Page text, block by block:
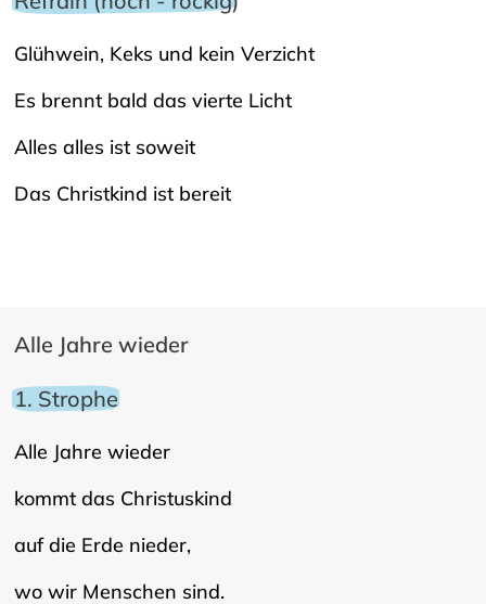
Glühwein, Keks und kein Verzicht
Es brennt bald das vierte Licht
Alles alles ist soweit
Das Christkind ist bereit
Alle Jahre wieder
1. Strophe
Alle Jahre wieder
kommt das Christuskind
auf die Erde nieder,
wo wir Menschen sind.